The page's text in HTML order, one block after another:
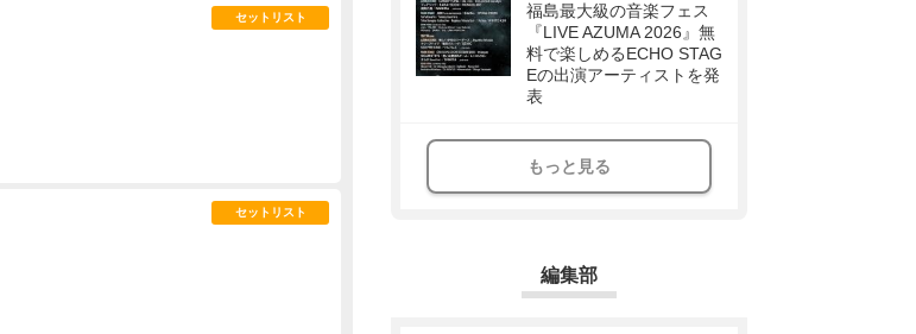
セットリスト
セットリスト
福島最大級の音楽フェス
『LIVE AZUMA 2026』無
料で楽しめるECHO STAG
Eの出演アーティストを発
表
もっと見る
編集部